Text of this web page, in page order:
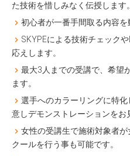
た技術を惜しみなく伝授します。
初心者が一番手間取る内容を
SKYPEによる技術チェック
応えします。
最大3人までの受講で、希望
ます。
選手へのカラーリングに特
意しデモンストレーションをお
女性の受講生で施術対象者
クールを行う事も可能です。